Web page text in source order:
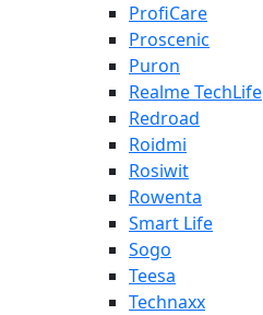
ProfiCare
Proscenic
Puron
Realme TechLife
Redroad
Roidmi
Rosiwit
Rowenta
Smart Life
Sogo
Teesa
Technaxx